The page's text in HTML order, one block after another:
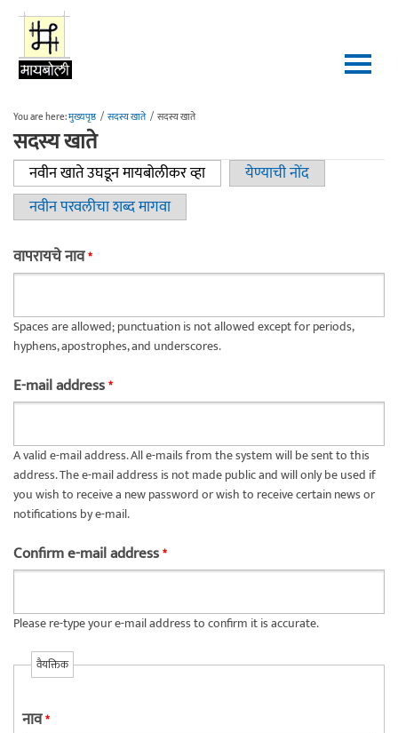
Skip to main content
You are here:मुख्यपृष्ठ / सदस्य खाते / सदस्य खाते
सदस्य खाते
Primary tabs
नवीन खाते उघडून मायबोलीकर व्हा(active tab)येण्याची नोंद
नवीन परवलीचा शब्द मागवा
वापरायचे नाव*
Spaces are allowed; punctuation is not allowed except for periods,
hyphens, apostrophes, and underscores.
E-mail address*
A valid e-mail address. All e-mails from the system will be sent to this
address. The e-mail address is not made public and will only be used if
you wish to receive a new password or wish to receive certain news or
notifications by e-mail.
Confirm e-mail address*
Please re-type your e-mail address to confirm it is accurate.
वैयक्तिक
नाव*